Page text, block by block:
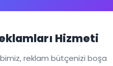
Hizmeti
reklam bütçenizi boşa